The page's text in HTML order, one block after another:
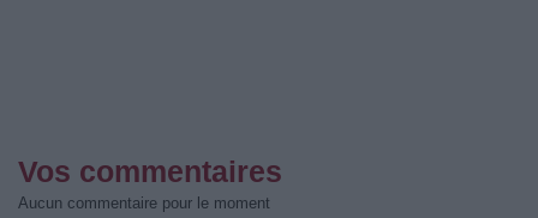
Vos commentaires
Aucun commentaire pour le moment